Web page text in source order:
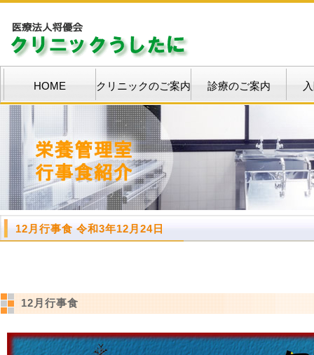
HOME クリニックのご案内 診療のご案内
12月行事食 令和3年12月24日
12月行事食